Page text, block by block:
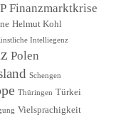
Finanzmarktkrise
Helmut Kohl
Intelliegenz
Polen
Schengen
Thüringen Türkei
Vielsprachigkeit